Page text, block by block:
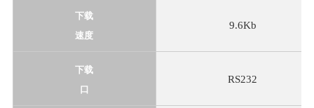
下载
速度
9.6Kb
下载
口
RS232